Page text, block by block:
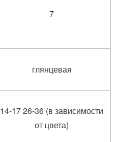
7
глянцевая
14-17 26-36 (в зависимости
от цвета)